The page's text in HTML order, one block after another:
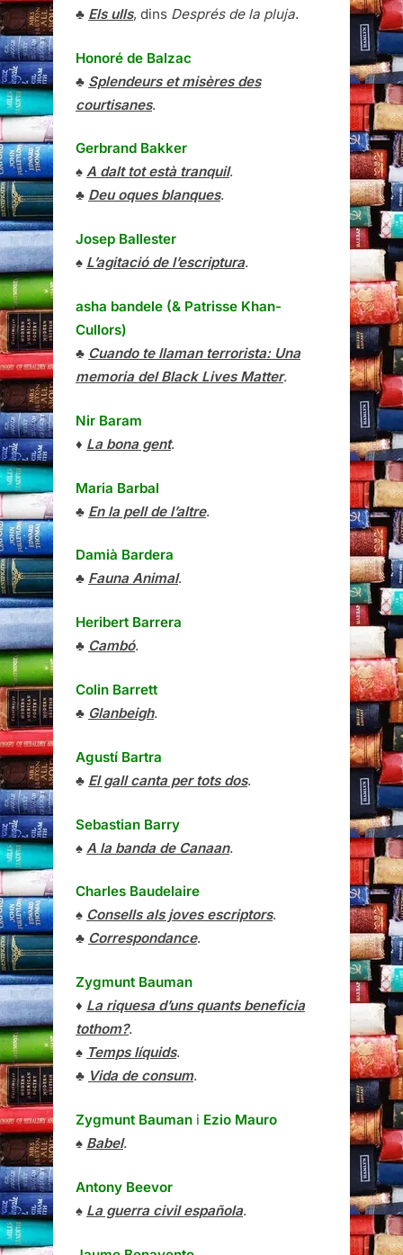
♣ Els ulls, dins Després de la pluja.
Honoré de Balzac
♣ Splendeurs et misères des
courtisanes.
Gerbrand Bakker
♠ A dalt tot està tranquil.
♣ Deu oques blanques.
Josep Ballester
♠ L’agitació de l’escriptura.
asha bandele (& Patrisse Khan-
Cullors)
♣ Cuando te llaman terrorista: Una
memoria del Black Lives Matter.
Nir Baram
♦ La bona gent.
Maria Barbal
♣ En la pell de l’altre.
Damià Bardera
♣ Fauna Animal.
Heribert Barrera
♣ Cambó.
Colin Barrett
♣ Glanbeigh.
Agustí Bartra
♣ El gall canta per tots dos.
Sebastian Barry
♠ A la banda de Canaan.
Charles Baudelaire
♠ Consells als joves escriptors.
♣ Correspondance.
Zygmunt Bauman
♦ La riquesa d’uns quants beneficia
tothom?.
♠ Temps líquids.
♣ Vida de consum.
Zygmunt Bauman i Ezio Mauro
♠ Babel.
Antony Beevor
♠ La guerra civil española.